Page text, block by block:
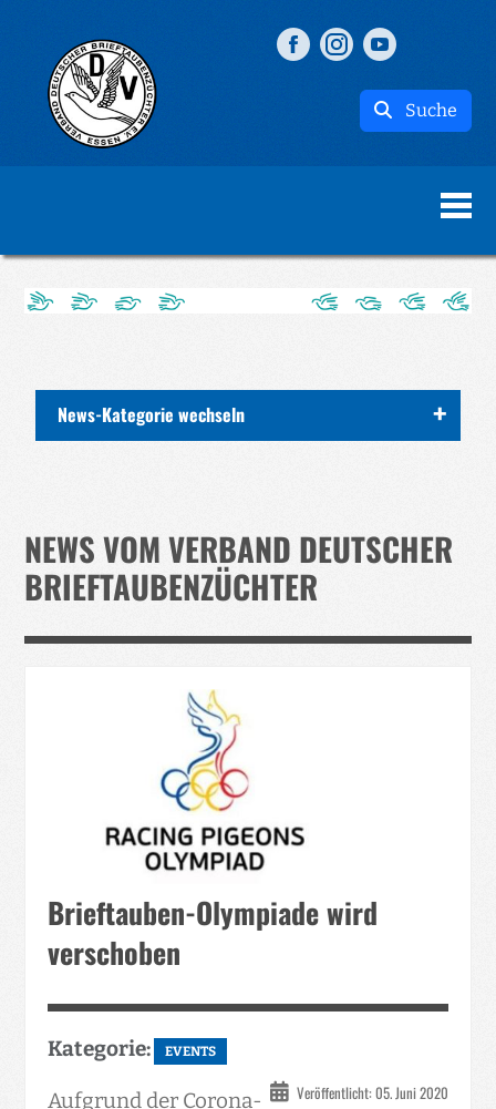
Suche
News-Kategorie wechseln
Events
Taubenklinik
Kohaus Förderv.
Jugendliche
NEWS VOM VERBAND DEUTSCHER
BRIEFTAUBENZÜCHTER
Brieftauben-Olympiade wird
verschoben
Kategorie: EVENTS
Veröffentlicht: 05. Juni 2020
Aufgrund der Corona-